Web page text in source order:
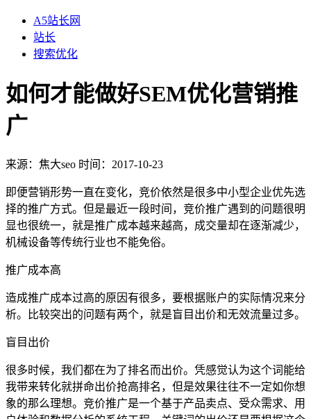
A5站长网
站长
搜索优化
如何才能做好SEM优化营销推
广
来源： 焦大seo 时间：2017-10-23
即便营销形势一直在变化，竞价依然是很多中小型企业优先选
择的推广方式。但是最近一段时间，竞价推广遇到的问题很明
显也很统一，就是推广成本越来越高，成交量却在逐渐减少，
机械设备等传统行业也不能免俗。
推广成本高
造成推广成本过高的原因有很多，要根据账户的实际情况来分
析。比较突出的问题有两个，就是盲目出价和无效流量过多。
盲目出价
很多时候，我们都在为了排名而出价。凭感觉认为这个词能给
我带来转化就拼命出价抢高排名，但是效果往往不一定如你想
象的那么理想。竞价推广是一个基于产品卖点、受众需求、用